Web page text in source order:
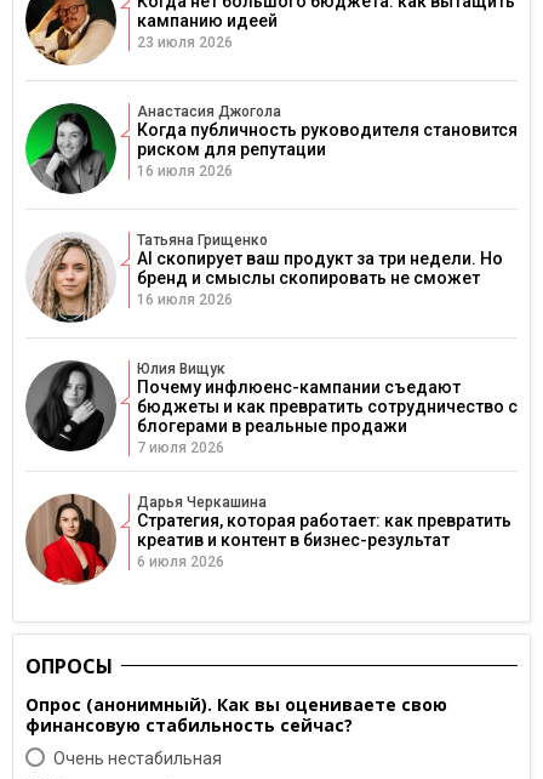
кампанию идеей
23 июля 2026
Анастасия Джогола
Когда публичность руководителя становится
риском для репутации
16 июля 2026
Татьяна Грищенко
AI скопирует ваш продукт за три недели. Но
бренд и смыслы скопировать не сможет
16 июля 2026
Юлия Вищук
Почему инфлюенс-кампании съедают
бюджеты и как превратить сотрудничество с
блогерами в реальные продажи
7 июля 2026
Дарья Черкашина
Стратегия, которая работает: как превратить
креатив и контент в бизнес-результат
6 июля 2026
ОПРОСЫ
Опрос (анонимный). Как вы оцениваете свою
финансовую стабильность сейчас?
Очень нестабильная